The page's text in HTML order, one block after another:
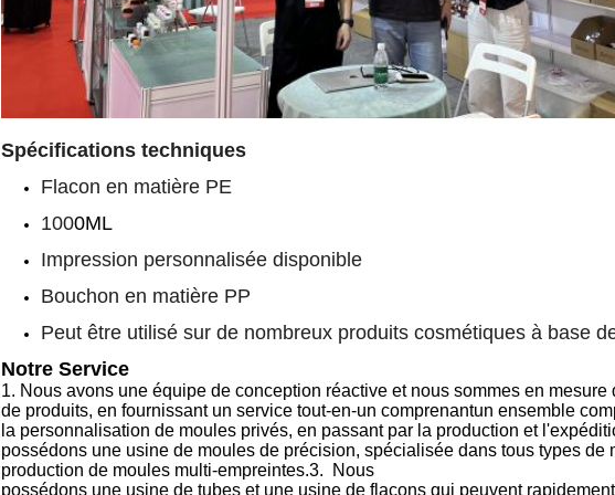
Spécifications techniques
Flacon en matière PE
1000ML
Impression personnalisée disponible
Bouchon en matière PP
Peut être utilisé sur de nombreux produits cosmétiques à base
Notre Service
1. Nous avons une équipe de conception réactive et nous sommes en mesure
de produits, en fournissant un service tout-en-un comprenantun ensemble
la personnalisation de moules privés, en passant par la production et
possédons une usine de moules de précision, spécialisée dans tous types de
production de moules multi-empreintes.3.
Nous
possédons une usine de tubes et une usine de flacons qui peuvent